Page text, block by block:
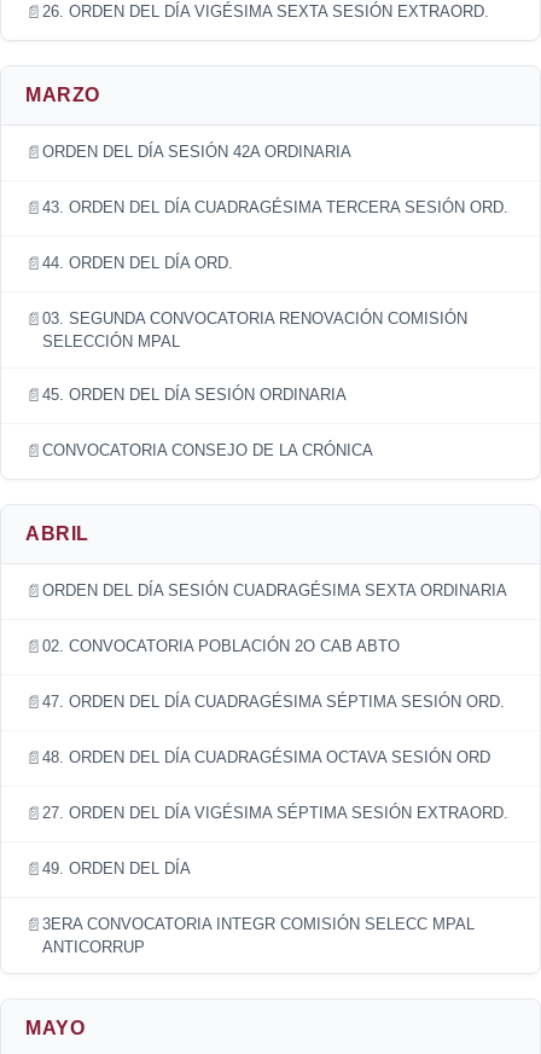
26. ORDEN DEL DÍA VIGÉSIMA SEXTA SESIÓN EXTRAORD.
MARZO
ORDEN DEL DÍA SESIÓN 42A ORDINARIA
43. ORDEN DEL DÍA CUADRAGÉSIMA TERCERA SESIÓN ORD.
44. ORDEN DEL DÍA ORD.
03. SEGUNDA CONVOCATORIA RENOVACIÓN COMISIÓN
SELECCIÓN MPAL
45. ORDEN DEL DÍA SESIÓN ORDINARIA
CONVOCATORIA CONSEJO DE LA CRÓNICA
ABRIL
ORDEN DEL DÍA SESIÓN CUADRAGÉSIMA SEXTA ORDINARIA
02. CONVOCATORIA POBLACIÓN 2O CAB ABTO
47. ORDEN DEL DÍA CUADRAGÉSIMA SÉPTIMA SESIÓN ORD.
48. ORDEN DEL DÍA CUADRAGÉSIMA OCTAVA SESIÓN ORD
27. ORDEN DEL DÍA VIGÉSIMA SÉPTIMA SESIÓN EXTRAORD.
49. ORDEN DEL DÍA
3ERA CONVOCATORIA INTEGR COMISIÓN SELECC MPAL
ANTICORRUP
MAYO